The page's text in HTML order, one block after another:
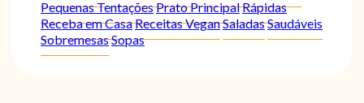
Pequenas TentaçõesPrato PrincipalRápidas
Receba em CasaReceitas VeganSaladasSaudáveis
SobremesasSopas